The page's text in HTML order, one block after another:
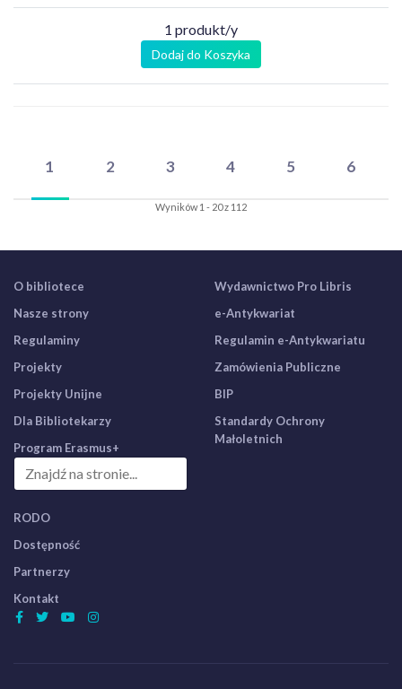
1 produkt/y
Dodaj do Koszyka
1 2 3 4 5 6
Wyników 1 - 20 z 112
O bibliotece
Nasze strony
Regulaminy
Projekty
Projekty Unijne
Dla Bibliotekarzy
Program Erasmus+
Wydawnictwo Pro Libris
e-Antykwariat
Regulamin e-Antykwariatu
Zamówienia Publiczne
BIP
Standardy Ochrony
Małoletnich
RODO
Dostępność
Partnerzy
Kontakt